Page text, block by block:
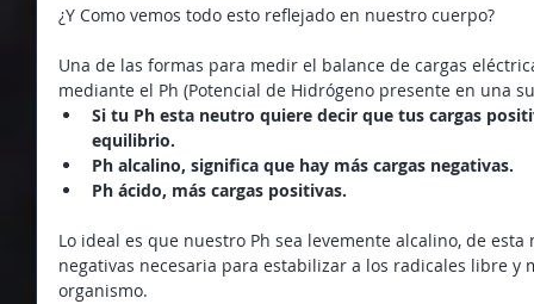
¿Y Como vemos todo esto reflejado en nuestro cuerpo?
Una de las formas para medir el balance de cargas
mediante el Ph (Potencial de Hidrógeno presente en una
Si tu Ph esta neutro quiere decir que tus cargas
equilibrio.
Ph alcalino, significa que hay más cargas negativas.
Ph ácido, más cargas positivas.
Lo ideal es que nuestro Ph sea levemente alcalino, de
negativas necesaria para estabilizar a los radicales libre
organismo.